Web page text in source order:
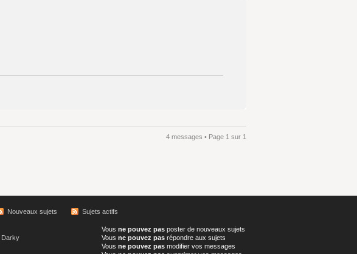
4 messages • Page 1 sur 1
Nouveaux sujets Sujets actifs
Vous ne pouvez pasposter de nouveaux sujets
Vous ne pouvez pasrépondre aux sujets
Vous ne pouvez pasmodifier vos messages
Darky